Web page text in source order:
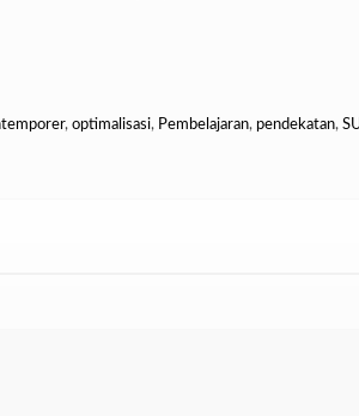
, optimalisasi, Pembelajaran, pendekatan,